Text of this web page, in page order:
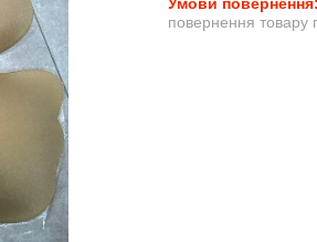
повернення товару